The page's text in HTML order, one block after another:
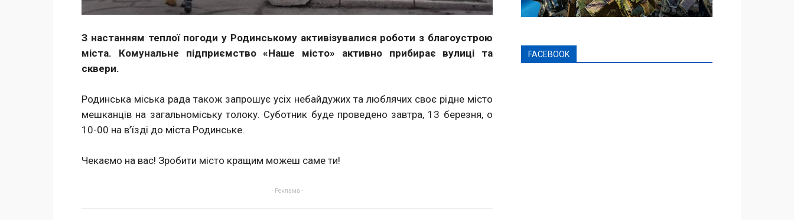
З настанням теплої погоди у Родинському активізувалися роботи з благоустрою
міста. Комунальне підприємство «Наше місто» активно прибирає вулиці та
сквери.
Родинська міська рада також запрошує усіх небайдужих та люблячих своє рідне місто
мешканців на загальноміську толоку. Суботник буде проведено завтра, 13 березня, о
10-00 на в’їзді до міста Родинське.
Чекаємо на вас! Зробити місто кращим можеш саме ти!
- Реклама -
FACEBOOK